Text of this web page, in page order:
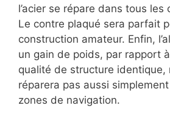
l’acier se répare dans tous les
Le contre plaqué sera parfait
construction amateur. Enfin,
un gain de poids, par rapport à
qualité de structure identique,
réparera pas aussi
zones de navigation.